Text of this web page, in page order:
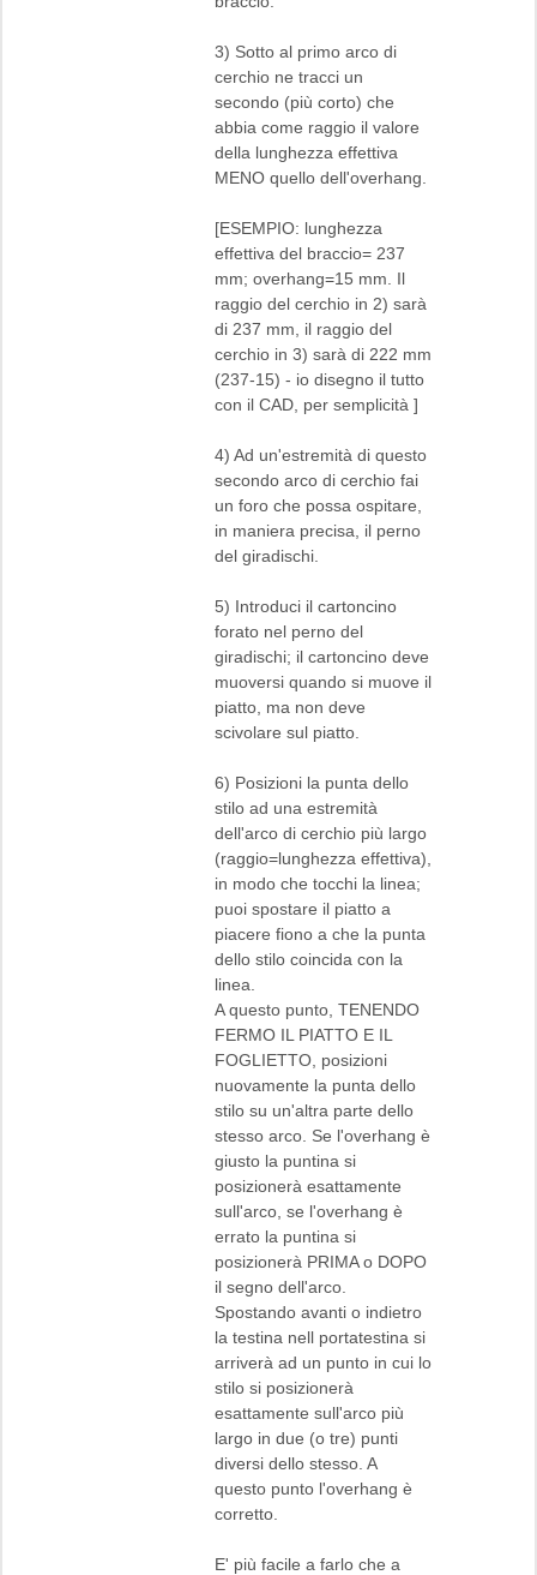
3) Sotto al primo arco di
cerchio ne tracci un
secondo (più corto) che
abbia come raggio il valore
della lunghezza effettiva
MENO quello dell'overhang.
[ESEMPIO: lunghezza
effettiva del braccio= 237
mm; overhang=15 mm. Il
raggio del cerchio in 2) sarà
di 237 mm, il raggio del
cerchio in 3) sarà di 222 mm
(237-15) - io disegno il tutto
con il CAD, per semplicità ]
4) Ad un'estremità di questo
secondo arco di cerchio fai
un foro che possa ospitare,
in maniera precisa, il perno
del giradischi.
5) Introduci il cartoncino
forato nel perno del
giradischi; il cartoncino deve
muoversi quando si muove il
piatto, ma non deve
scivolare sul piatto.
6) Posizioni la punta dello
stilo ad una estremità
dell'arco di cerchio più largo
(raggio=lunghezza effettiva),
in modo che tocchi la linea;
puoi spostare il piatto a
piacere fiono a che la punta
dello stilo coincida con la
linea.
A questo punto, TENENDO
FERMO IL PIATTO E IL
FOGLIETTO, posizioni
nuovamente la punta dello
stilo su un'altra parte dello
stesso arco. Se l'overhang è
giusto la puntina si
posizionerà esattamente
sull'arco, se l'overhang è
errato la puntina si
posizionerà PRIMA o DOPO
il segno dell'arco.
Spostando avanti o indietro
la testina nell portatestina si
arriverà ad un punto in cui lo
stilo si posizionerà
esattamente sull'arco più
largo in due (o tre) punti
diversi dello stesso. A
questo punto l'overhang è
corretto.
E' più facile a farlo che a